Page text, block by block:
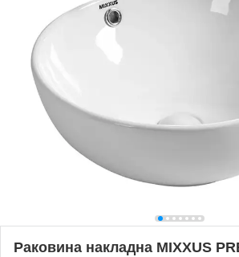
Раковина накладна MIXXUS